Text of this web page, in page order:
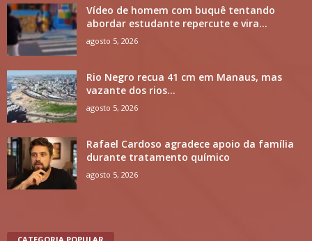
Vídeo de homem com buquê tentando
abordar estudante repercute e vira...
agosto 5, 2026
Rio Negro recua 41 cm em Manaus, mas
vazante dos rios...
agosto 5, 2026
Rafael Cardoso agradece apoio da família
durante tratamento químico
agosto 5, 2026